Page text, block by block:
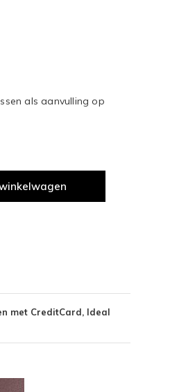
als aanvulling op
met CreditCard, Ideal